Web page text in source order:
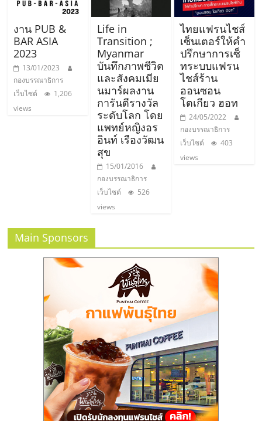
งาน PUB &
BAR ASIA
2023
13/01/2023
กองบรรณาธิการ
เว็บไซต์
1,206
views
Life in
Transition ;
Myanmar
บันทึกภาพชีวิต
และสังคมเมีย
นมาร์ผลงาน
การันตีรางวัล
ระดับโลก โดย
แพทย์หญิงอร
อินท์ เรืองวัฒน
สุข
15/01/2016
กองบรรณาธิการ
เว็บไซต์
526
views
ไทยแฟรนไชส์
เซ็นเตอร์ให้คำ
ปรึกษาการเซ็
ทระบบแฟรน
ไชส์ร้าน
ออนซอน
โตเกียว ฮอท
24/05/2022
กองบรรณาธิการ
เว็บไซต์
403
views
Main Sponsors